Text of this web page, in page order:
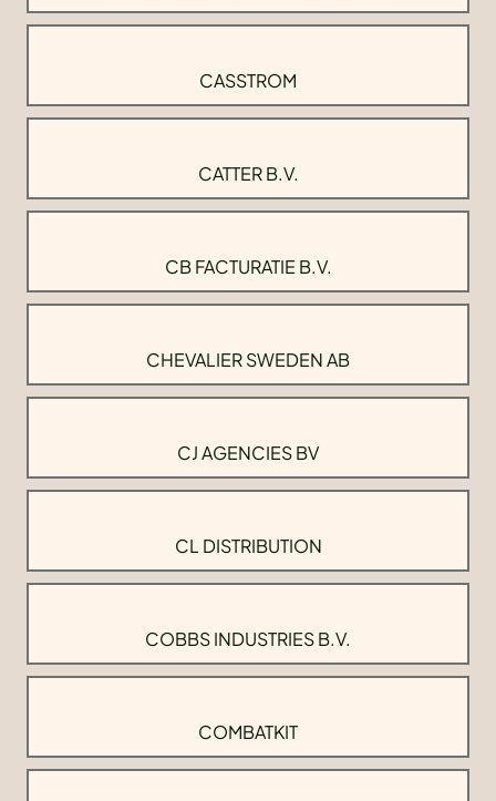
CASSTROM
CATTER B.V.
CB FACTURATIE B.V.
CHEVALIER SWEDEN AB
CJ AGENCIES BV
CL DISTRIBUTION
COBBS INDUSTRIES B.V.
COMBATKIT